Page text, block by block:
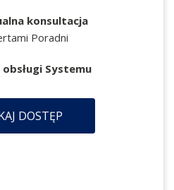
konsultacja
Poradni
obsługi Systemu
DOSTĘP